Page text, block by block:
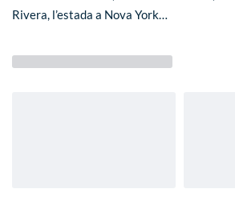
Rivera, l’estada a Nova York…